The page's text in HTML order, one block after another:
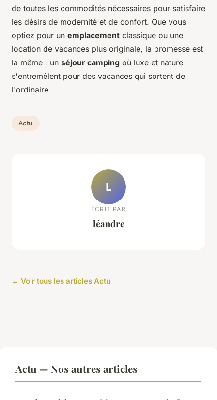
de toutes les commodités nécessaires pour satisfaire
les désirs de modernité et de confort. Que vous
optiez pour un emplacement classique ou une
location de vacances plus originale, la promesse est
la même : un séjour camping où luxe et nature
s'entremêlent pour des vacances qui sortent de
l'ordinaire.
Actu
L
ECRIT PAR
léandre
← Voir tous les articles Actu
Actu — Nos autres articles